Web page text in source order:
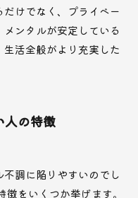
けでなく、プライベー
ンタルが安定している
活全般がより充実した
人の特徴
調に陥りやすいのでし
をいくつか挙げます。